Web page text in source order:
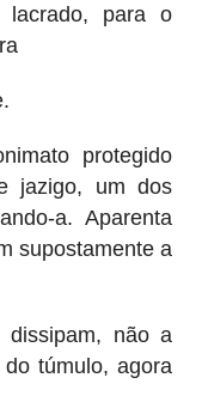
para o
protegido
jazigo, um dos
a. Aparenta
supostamente a
dissipam, não a
túmulo, agora